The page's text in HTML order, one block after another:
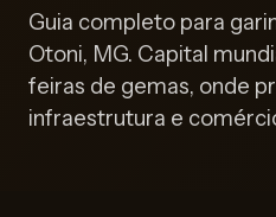
Guia completo para
Otoni, MG. Capital
feiras de gemas, onde
infraestrutura e